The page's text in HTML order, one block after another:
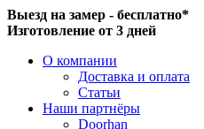
Выезд на замер - бесплатно*
Изготовление от 3 дней
О компании
Доставка и оплата
Статьи
Наши партнёры
Doorhan